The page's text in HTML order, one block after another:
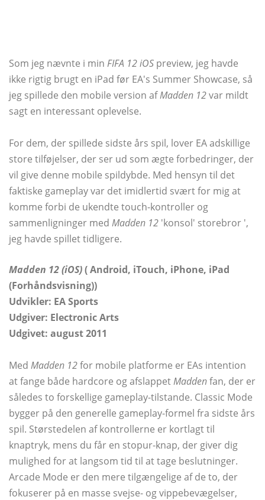
Som jeg nævnte i min FIFA 12 iOS preview, jeg havde
ikke rigtig brugt en iPad før EA's Summer Showcase, så
jeg spillede den mobile version afMadden 12var mildt
sagt en interessant oplevelse.
For dem, der spillede sidste års spil, lover EA adskillige
store tilføjelser, der ser ud som ægte forbedringer, der
vil give denne mobile spildybde. Med hensyn til det
faktiske gameplay var det imidlertid svært for mig at
komme forbi de ukendte touch-kontroller og
sammenligninger med Madden 12 'konsol' storebror ',
jeg havde spillet tidligere.
Madden 12 (iOS)(Android, iTouch, iPhone, iPad
(Forhåndsvisning))
Udvikler: EA Sports
Udgiver: Electronic Arts
Udgivet: august 2011
Med Madden 12for mobile platforme er EAs intention
at fange både hardcore og afslappetMaddenfan, der er
således to forskellige gameplay-tilstande. Classic Mode
bygger på den generelle gameplay-formel fra sidste års
spil. Størstedelen af ​​kontrollerne er kortlagt til
knaptryk, mens du får en stopur-knap, der giver dig
mulighed for at langsom tid til at tage beslutninger.
Arcade Mode er den mere tilgængelige af de to, der
fokuserer på en masse svejse- og vippebevægelser,